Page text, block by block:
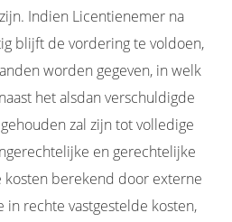
Indien Licentienemer na
blijft de vordering te voldoen,
worden gegeven, in welk
het alsdan verschuldigde
zal zijn tot volledige
en gerechtelijke
kosten berekend door externe
in rechte vastgestelde kosten,